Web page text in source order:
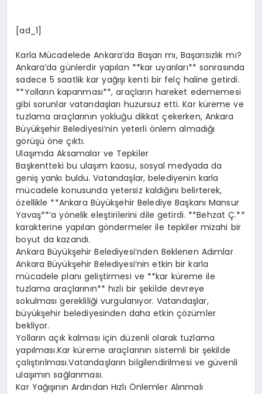
[ad_1]
Karla Mücadelede Ankara’da Başarı mı, Başarısızlık mı?
Ankara’da günlerdir yapılan **kar uyarıları** sonrasında
sadece 5 saatlik kar yağışı kenti bir felç haline getirdi.
**Yolların kapanması**, araçların hareket edememesi
gibi sorunlar vatandaşları huzursuz etti. Kar küreme ve
tuzlama araçlarının yokluğu dikkat çekerken, Ankara
Büyükşehir Belediyesi’nin yeterli önlem almadığı
görüşü öne çıktı.
Ulaşımda Aksamalar ve Tepkiler
Başkentteki bu ulaşım kaosu, sosyal medyada da
geniş yankı buldu. Vatandaşlar, belediyenin karla
mücadele konusunda yetersiz kaldığını belirterek,
özellikle **Ankara Büyükşehir Belediye Başkanı Mansur
Yavaş**’a yönelik eleştirilerini dile getirdi. **Behzat Ç.**
karakterine yapılan göndermeler ile tepkiler mizahi bir
boyut da kazandı.
Ankara Büyükşehir Belediyesi’nden Beklenen Adımlar
Ankara Büyükşehir Belediyesi’nin etkin bir karla
mücadele planı geliştirmesi ve **kar küreme ile
tuzlama araçlarının** hızlı bir şekilde devreye
sokulması gerekliliği vurgulanıyor. Vatandaşlar,
büyükşehir belediyesinden daha etkin çözümler
bekliyor.
Yolların açık kalması için düzenli olarak tuzlama
yapılması.Kar küreme araçlarının sistemli bir şekilde
çalıştırılması.Vatandaşların bilgilendirilmesi ve güvenli
ulaşımın sağlanması.
Kar Yağışının Ardından Hızlı Önlemler Alınmalı